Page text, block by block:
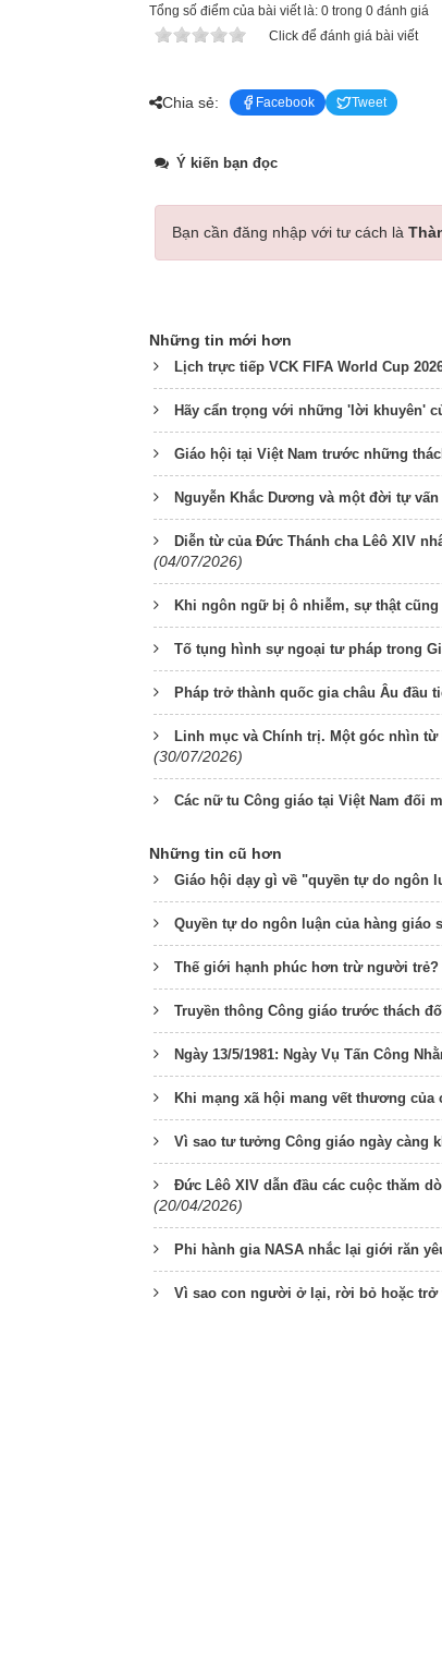
Tổng số điểm của bài viết là: 0 trong 0 đánh giá
Click để đánh giá bài viết
Chia sẻ: Facebook Tweet
Ý kiến bạn đọc
Bạn cần đăng nhập với tư cách là
Những tin mới hơn
Lịch trực tiếp VCK FIFA World Cup
Hãy cẩn trọng với những 'lời khuyên'
Giáo hội tại Việt Nam trước những
Nguyễn Khắc Dương và một đời tự
Diễn từ của Đức Thánh cha Lêô XIV
(04/07/2026)
Khi ngôn ngữ bị ô nhiễm, sự thật
Tố tụng hình sự ngoại tư pháp trong
Pháp trở thành quốc gia châu Âu đầu
Linh mục và Chính trị. Một góc nhìn
(30/07/2026)
Các nữ tu Công giáo tại Việt Nam đối
Những tin cũ hơn
Giáo hội dạy gì về "quyền tự do ngôn
Quyền tự do ngôn luận của hàng
Thế giới hạnh phúc hơn trừ người trẻ?
Truyền thông Công giáo trước thách
Ngày 13/5/1981: Ngày Vụ Tấn Công
Khi mạng xã hội mang vết thương của
Vì sao tư tưởng Công giáo ngày càng
Đức Lêô XIV dẫn đầu các cuộc thăm
(20/04/2026)
Phi hành gia NASA nhắc lại giới răn
Vì sao con người ở lại, rời bỏ hoặc